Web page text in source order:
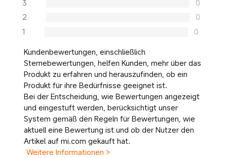
3
0
2
0
1
0
Kundenbewertungen, einschließlich
Sternebewertungen, helfen Kunden, mehr über das
Produkt zu erfahren und herauszufinden, ob ein
Produkt für ihre Bedürfnisse geeignet ist.
Bei der Entscheidung, wie Bewertungen angezeigt
und eingestuft werden, berücksichtigt unser
System gemäß den Regeln für Bewertungen, wie
aktuell eine Bewertung ist und ob der Nutzer den
Artikel auf mi.com gekauft hat.
Weitere Informationen >